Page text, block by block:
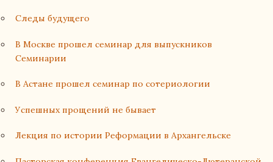
Следы будущего
В Москве прошел семинар для выпускников
Семинарии
В Астане прошел семинар по сотериологии
Успешных прощений не бывает
Лекция по истории Реформации в Архангельске